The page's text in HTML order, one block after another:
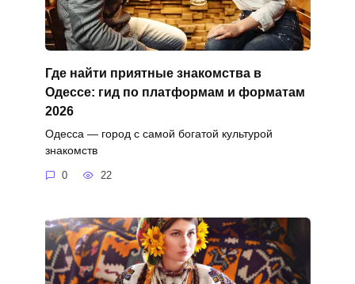
Где найти приятные знакомства в
Одессе: гид по платформам и форматам
2026
Одесса — город с самой богатой культурой
знакомств
0 22